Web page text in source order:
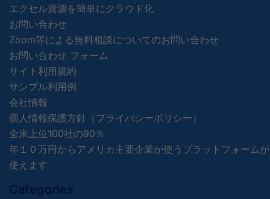
エクセル資源を簡単にクラウド化
お問い合わせ
Zoom等による無料相談についてのお問い合わせ
お問い合わせ フォーム
サイト利用規約
サンプル利用例
会社情報
個人情報保護方針（プライバシーポリシー）
全米上位100社の90％
年１０万円からアメリカ主要企業が使うプラットフォームが
使えます
Categories